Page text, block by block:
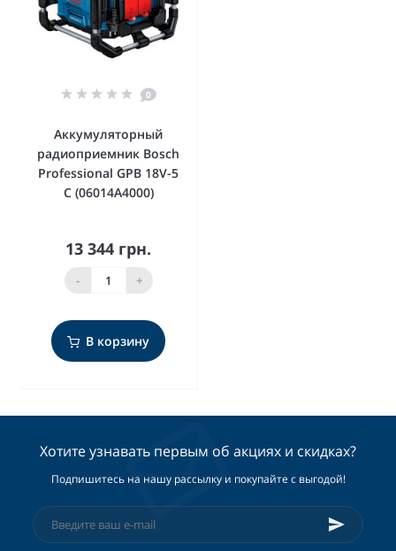
0
Аккумуляторный
радиоприемник Bosch
Professional GPB 18V-5
C (06014A4000)
13 344 грн.
- +
В корзину
Хотите узнавать первым об акциях и скидках?
Подпишитесь на нашу рассылку и покупайте с выгодой!